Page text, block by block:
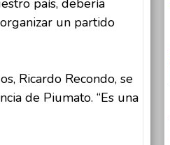
país, debería
un partido
Ricardo Recondo, se
de Piumato. “Es una